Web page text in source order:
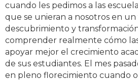
cuando les pedimos a las
que se unieran a nosotros en un
descubrimiento y
comprender realmente cómo
apoyar mejor el crecimiento
de sus estudiantes. El mes
en pleno florecimiento cuando